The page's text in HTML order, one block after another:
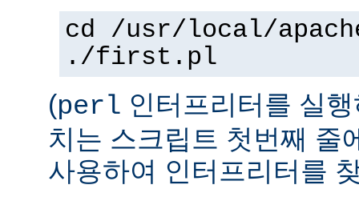
cd /usr/local/
./first.pl
(perl 인터프리터를 실
치는 스크립트 첫번째 줄
사용하여 인터프리터를